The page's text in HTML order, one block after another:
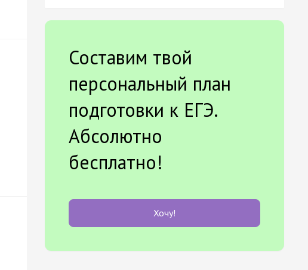
Составим твой
персональный план
подготовки к ЕГЭ.
Абсолютно
бесплатно!
Хочу!